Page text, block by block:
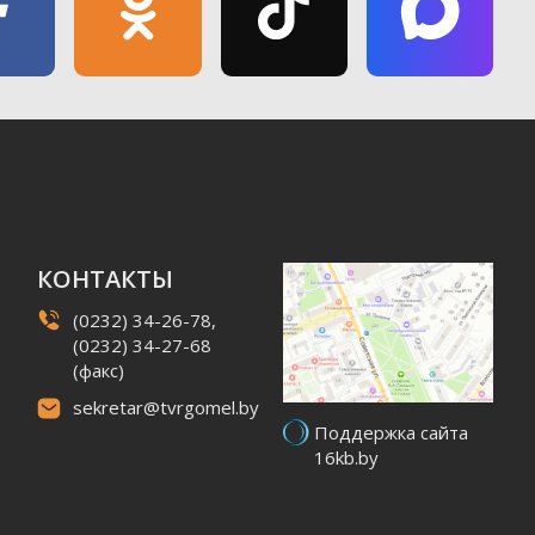
КОНТАКТЫ
(0232) 34-26-78,
(0232) 34-27-68
(факс)
sekretar@tvrgomel.by
Поддержка сайта
16kb.by